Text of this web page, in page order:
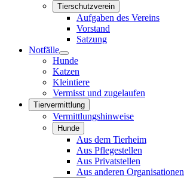
Tierschutzverein
Aufgaben des Vereins
Vorstand
Satzung
Notfälle
Hunde
Katzen
Kleintiere
Vermisst und zugelaufen
Tiervermittlung
Vermittlungshinweise
Hunde
Aus dem Tierheim
Aus Pflegestellen
Aus Privatstellen
Aus anderen Organisationen